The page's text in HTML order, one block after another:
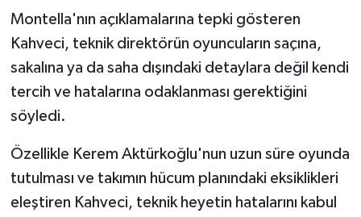
Montella'nın açıklamalarına tepki gösteren
Kahveci, teknik direktörün oyuncuların saçına,
sakalına ya da saha dışındaki detaylara değil kendi
tercih ve hatalarına odaklanması gerektiğini
söyledi.
Özellikle Kerem Aktürkoğlu'nun uzun süre oyunda
tutulması ve takımın hücum planındaki eksiklikleri
eleştiren Kahveci, teknik heyetin hatalarını kabul